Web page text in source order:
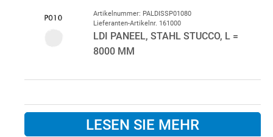
Artikelnummer: PALDISSP01080
Lieferanten-Artikelnr. 161000
LDI PANEEL, STAHL STUCCO, L =
8000 MM
LESEN SIE MEHR